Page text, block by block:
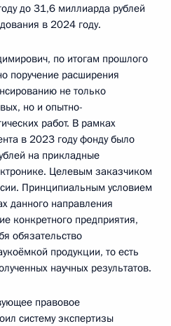
до 31,6 миллиарда рублей
в 2024 году.
по итогам прошлого
поручение расширения
не только
но и опытно-
работ. В рамках
в 2023 году фонду было
на прикладные
Целевым заказчиком
Принципиальным условием
данного направления
конкретного предприятия,
обязательство
продукции, то есть
научных результатов.
правовое
систему экспертизы